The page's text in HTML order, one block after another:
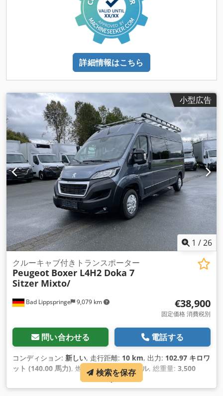
詳細情報はこちら
小型広告
1 /26
Bad Lippspringe 9,079 km
クルーキャブ付きトランスポーター
Peugeot Boxer L4H2 Doka 7
Sitzer Mixto/
€38,900
固定価格 消費税別
問い合わせる 電話する
コンディション: 新しい, 走行距離: 10 km, 出力: 102.97 キロワ
ット (140.00 馬力), 燃料の種類:ディーゼル, 総重量: 3,500
, 色: グレー, 変速方式: 機械式
室長:2,600 mm, 荷室幅:1,850 mm, 荷室高:1,900 mm, 製造
検索を保存